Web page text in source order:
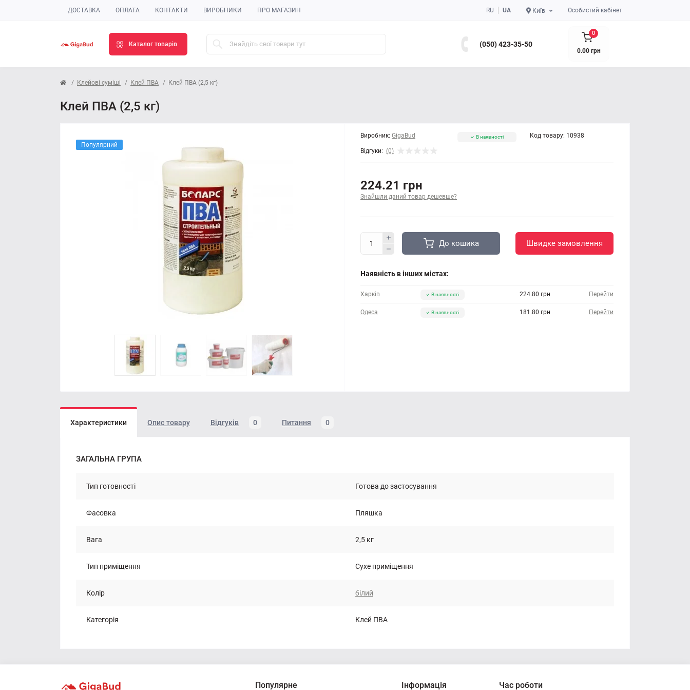
ДОСТАВКА ОПЛАТА КОНТАКТИ ВИРОБНИКИ ПРО МАГАЗИН RU UA Київ Особистий кабінет
Каталог товарів (050) 423-35-50
0
0.00 грн
Клейові суміші Клей ПВА Клей ПВА (2,5 кг)
Клей ПВА (2,5 кг)
Популярний
Виробник: GigaBud Код товару: 10938
Відгуки: (0)
В наявності
224.21 грн
Знайшли даний товар дешевше?
До кошика Швидке замовлення
Наявність в інших містах:
Харків В наявності 224.80 грн Перейти
Одеса В наявності 181.80 грн Перейти
Характеристики Опис товару Відгуків 0 Питання 0
ЗАГАЛЬНА ГРУПА
Тип готовності Готова до застосування
Фасовка Пляшка
Вага 2,5 кг
Тип приміщення Сухе приміщення
Колір білий
Категорія Клей ПВА
Популярне Інформація Час роботи